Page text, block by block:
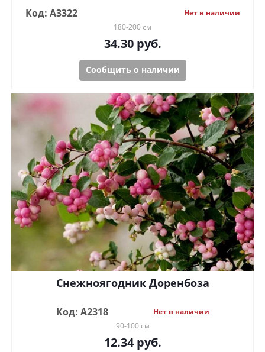
Код: А3322
Нет в наличии
180-200 см
34.30руб.
Сообщить о наличии
Снежноягодник Доренбоза
Код: А2318
Нет в наличии
90-100 см
12.34руб.